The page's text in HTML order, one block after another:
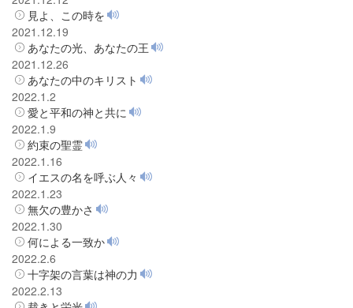
見よ、この時を
2021.12.19
あなたの光、あなたの王
2021.12.26
あなたの中のキリスト
2022.1.2
愛と平和の神と共に
2022.1.9
約束の聖霊
2022.1.16
イエスの名を呼ぶ人々
2022.1.23
無欠の豊かさ
2022.1.30
何による一致か
2022.2.6
十字架の言葉は神の力
2022.2.13